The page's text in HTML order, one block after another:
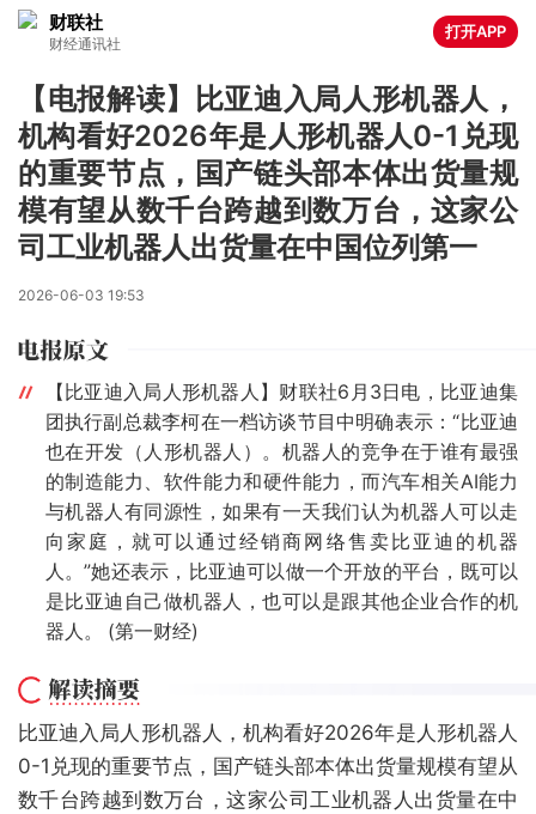
财联社
财经通讯社
打开APP
【电报解读】比亚迪入局人形机器人，
机构看好2026年是人形机器人0-1兑现
的重要节点，国产链头部本体出货量规
模有望从数千台跨越到数万台，这家公
司工业机器人出货量在中国位列第一
2026-06-03 19:53
【比亚迪入局人形机器人】财联社6月3日电，比亚迪集
团执行副总裁李柯在一档访谈节目中明确表示：“比亚迪
也在开发（人形机器人）。机器人的竞争在于谁有最强
的制造能力、软件能力和硬件能力，而汽车相关AI能力
与机器人有同源性，如果有一天我们认为机器人可以走
向家庭，就可以通过经销商网络售卖比亚迪的机器
人。”她还表示，比亚迪可以做一个开放的平台，既可以
是比亚迪自己做机器人，也可以是跟其他企业合作的机
器人。 (第一财经)
比亚迪入局人形机器人，机构看好2026年是人形机器人
0-1兑现的重要节点，国产链头部本体出货量规模有望从
数千台跨越到数万台，这家公司工业机器人出货量在中